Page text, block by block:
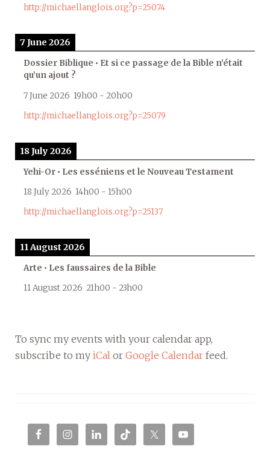
http://michaellanglois.org?p=25074
7 June 2026
Dossier Biblique • Et si ce passage de la Bible n’était
qu’un ajout ?
7 June 2026 19h00 - 20h00
http://michaellanglois.org?p=25079
18 July 2026
Yehi-Or • Les esséniens et le Nouveau Testament
18 July 2026 14h00 - 15h00
http://michaellanglois.org?p=25137
11 August 2026
Arte • Les faussaires de la Bible
11 August 2026 21h00 - 23h00
To sync my events with your calendar app,
subscribe to my iCal or Google Calendar feed.